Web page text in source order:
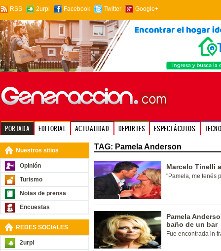
RSS 2urpi Facebook Twitter Google+
PORTADA EDITORIAL ACTUALIDAD DEPORTES ESPECTÁCULOS
Nuestros sitios
Opinión
Turismo
Notas de prensa
Encuestas
REDES SOCIALES
2urpi
TAG: Pamela Anderson
Marcelo Tinelli
"Pamela, me tenés
Pamela
baño de un bar
Fue encontrada in